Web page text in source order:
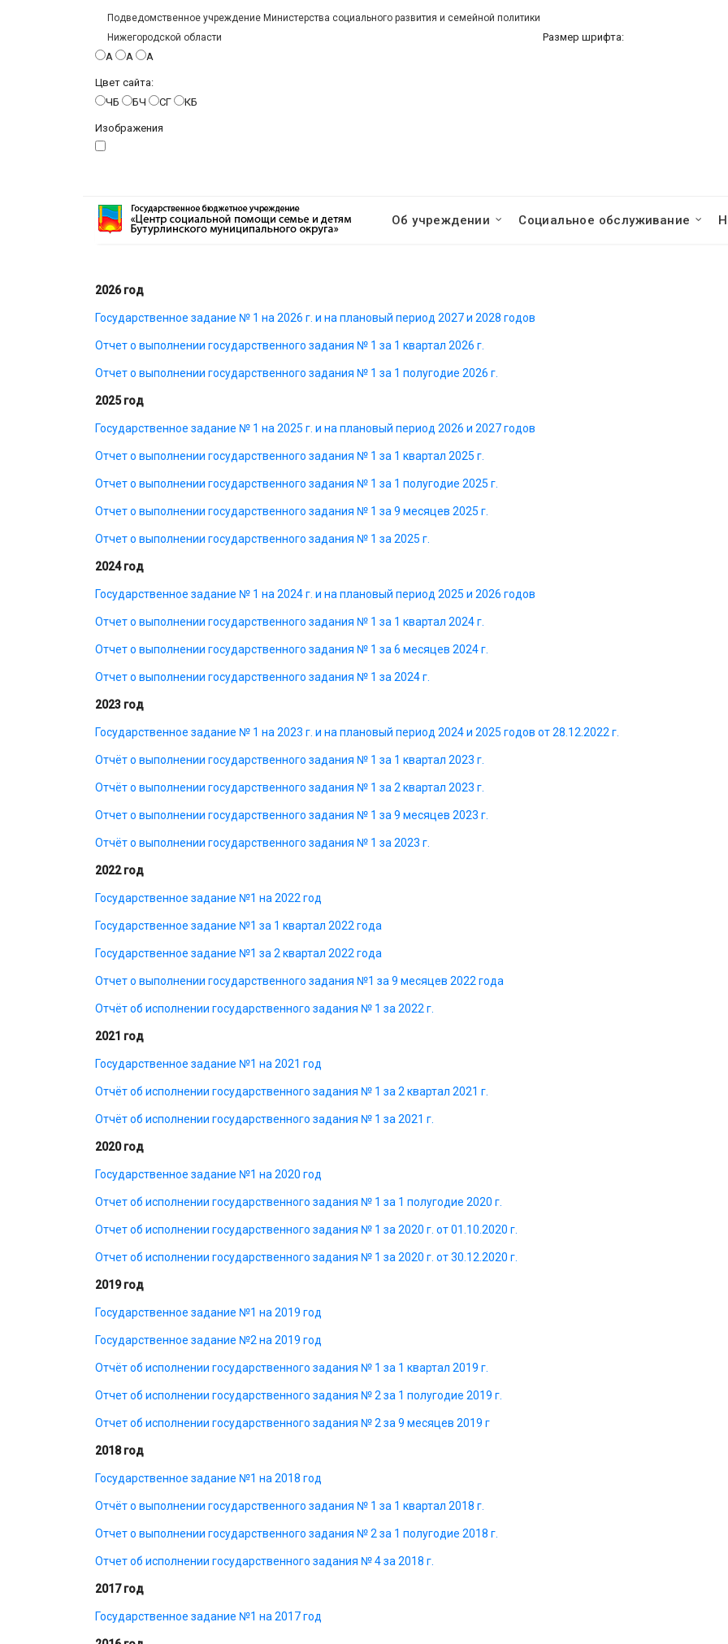
Подведомственное учреждение Министерства социального развития и семейной политики
Нижегородской области
Размер шрифта:
A
A A
Цвет сайта:
ЧБ
БЧ СГ КБ
Изображения
Об учреждении Социальное обслуживание
2026 год
Государственное задание № 1 на 2026 г. и на плановый период 2027 и 2028 годов
Отчет о выполнении государственного задания № 1 за 1 квартал 2026 г.
Отчет о выполнении государственного задания № 1 за 1 полугодие 2026 г.
2025 год
Государственное задание № 1 на 2025 г. и на плановый период 2026 и 2027 годов
Отчет о выполнении государственного задания № 1 за 1 квартал 2025 г.
Отчет о выполнении государственного задания № 1 за 1 полугодие 2025 г.
Отчет о выполнении государственного задания № 1 за 9 месяцев 2025 г.
Отчет о выполнении государственного задания № 1 за 2025 г.
2024 год
Государственное задание № 1 на 2024 г. и на плановый период 2025 и 2026 годов
Отчет о выполнении государственного задания № 1 за 1 квартал 2024 г.
Отчет о выполнении государственного задания № 1 за 6 месяцев 2024 г.
Отчет о выполнении государственного задания № 1 за 2024 г.
2023 год
Государственное задание № 1 на 2023 г. и на плановый период 2024 и 2025 годов от 28.12.2022 г.
Отчёт о выполнении государственного задания № 1 за 1 квартал 2023 г.
Отчёт о выполнении государственного задания № 1 за 2 квартал 2023 г.
Отчет о выполнении государственного задания № 1 за 9 месяцев 2023 г.
Отчёт о выполнении государственного задания № 1 за 2023 г.
2022 год
Государственное задание №1 на 2022 год
Государственное задание №1 за 1 квартал 2022 года
Государственное задание №1 за 2 квартал 2022 года
Отчет о выполнении государственного задания №1 за 9 месяцев 2022 года
Отчёт об исполнении государственного задания № 1 за 2022 г.
2021 год
Государственное задание №1 на 2021 год
Отчёт об исполнении государственного задания № 1 за 2 квартал 2021 г.
Отчёт об исполнении государственного задания № 1 за 2021 г.
2020 год
Государственное задание №1 на 2020 год
Отчет об исполнении государственного задания № 1 за 1 полугодие 2020 г.
Отчет об исполнении государственного задания № 1 за 2020 г. от 01.10.2020 г.
Отчет об исполнении государственного задания № 1 за 2020 г. от 30.12.2020 г.
2019 год
Государственное задание №1 на 2019 год
Государственное задание №2 на 2019 год
Отчёт об исполнении государственного задания № 1 за 1 квартал 2019 г.
Отчет об исполнении государственного задания № 2 за 1 полугодие 2019 г.
Отчет об исполнении государственного задания № 2 за 9 месяцев 2019 г
2018 год
Государственное задание №1 на 2018 год
Отчёт о выполнении государственного задания № 1 за 1 квартал 2018 г.
Отчет о выполнении государственного задания № 2 за 1 полугодие 2018 г.
Отчет об исполнении государственного задания № 4 за 2018 г.
2017 год
Государственное задание №1 на 2017 год